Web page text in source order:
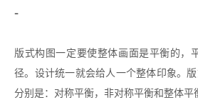
-
版式构图一定要使整体画面是平衡的，
径。设计统一就会给人一个整体印象。
分别是：对称平衡，非对称平衡和整体平